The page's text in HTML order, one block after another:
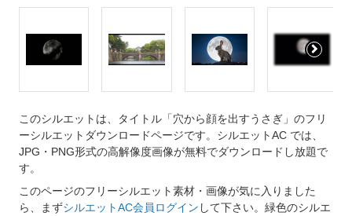
このシルエットは、タイトル「穴から顔を出すうさぎ」のフリ
ーシルエットダウンロードページです。シルエットAC では、
JPG・PNG形式の高解像度画像が無料でダウンロードし放題で
す。
このページのフリーシルエット素材・画像が気に入りました
ら、まずシルエットAC会員ログイン して下さい。緑色のシルエ